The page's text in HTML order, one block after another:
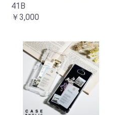
41B
￥3,000